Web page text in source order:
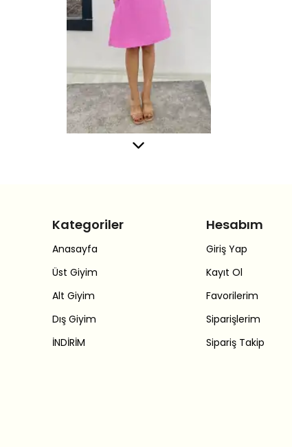
Kategoriler
Anasayfa
Üst Giyim
Alt Giyim
Dış Giyim
İNDİRİM
Hesabım
Giriş Yap
Kayıt Ol
Favorilerim
Siparişlerim
Sipariş Takip